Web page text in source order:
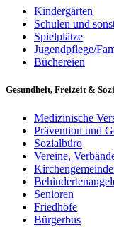
Kindergärten
Schulen und
Spielplätze
Jugendpflege/
Büchereien
Gesundheit, Freizeit &
Medizinische
Prävention und
Sozialbüro
Vereine,
Senioren
Friedhöfe
Bürgerbus